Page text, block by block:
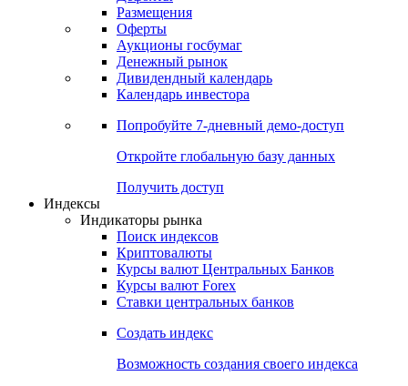
Получить доступ
Календарь
Календарь событий
Дефолты
Размещения
Оферты
Денежный рынок
Календарь инвестора
Попробуйте7-дневный
Откройте глобальную базу данных
Получить доступ
Индикаторы рынка
Поиск индексов
Курсы валют Центральных Банков
Ставки центральных банков